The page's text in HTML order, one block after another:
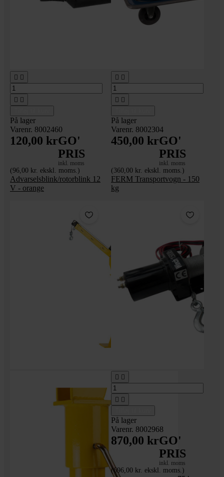
 
 
På lager
Varenr. 8002460
120,00 krGO'
PRIS
inkl. moms
(96,00 kr. ekskl. moms.)
Advarselsblink/rotorblink 12
V - orange
 
 
På lager
Varenr. 8002304
450,00 krGO'
PRIS
inkl. moms
(360,00 kr. ekskl. moms.)
FERM Transportvogn - 150
kg
 
 
På lager
Varenr. 8002968
870,00 krGO'
PRIS
inkl. moms
(696,00 kr. ekskl. moms.)